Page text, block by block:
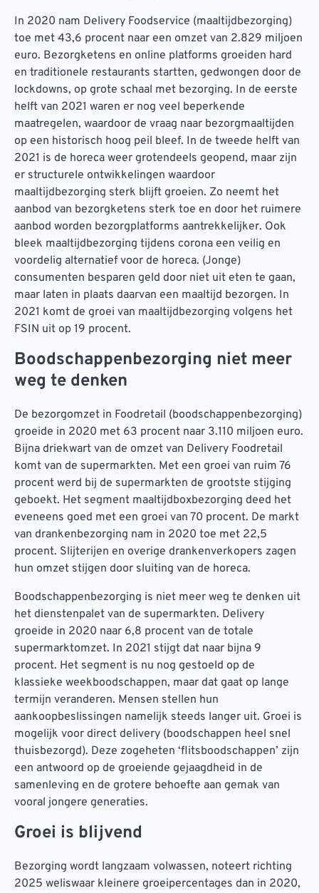
In 2020 nam Delivery Foodservice (maaltijdbezorging)
toe met 43,6 procent naar een omzet van 2.829 miljoen
euro. Bezorgketens en online platforms groeiden hard
en traditionele restaurants startten, gedwongen door de
lockdowns, op grote schaal met bezorging. In de eerste
helft van 2021 waren er nog veel beperkende
maatregelen, waardoor de vraag naar bezorgmaaltijden
op een historisch hoog peil bleef. In de tweede helft van
2021 is de horeca weer grotendeels geopend, maar zijn
er structurele ontwikkelingen waardoor
maaltijdbezorging sterk blijft groeien. Zo neemt het
aanbod van bezorgketens sterk toe en door het ruimere
aanbod worden bezorgplatforms aantrekkelijker. Ook
bleek maaltijdbezorging tijdens corona een veilig en
voordelig alternatief voor de horeca. (Jonge)
consumenten besparen geld door niet uit eten te gaan,
maar laten in plaats daarvan een maaltijd bezorgen. In
2021 komt de groei van maaltijdbezorging volgens het
FSIN uit op 19 procent.
Boodschappenbezorging niet meer
weg te denken
De bezorgomzet in Foodretail (boodschappenbezorging)
groeide in 2020 met 63 procent naar 3.110 miljoen euro.
Bijna driekwart van de omzet van Delivery Foodretail
komt van de supermarkten. Met een groei van ruim 76
procent werd bij de supermarkten de grootste stijging
geboekt. Het segment maaltijdboxbezorging deed het
eveneens goed met een groei van 70 procent. De markt
van drankenbezorging nam in 2020 toe met 22,5
procent. Slijterijen en overige drankenverkopers zagen
hun omzet stijgen door sluiting van de horeca.
Boodschappenbezorging is niet meer weg te denken uit
het dienstenpalet van de supermarkten. Delivery
groeide in 2020 naar 6,8 procent van de totale
supermarktomzet. In 2021 stijgt dat naar bijna 9
procent. Het segment is nu nog gestoeld op de
klassieke weekboodschappen, maar dat gaat op lange
termijn veranderen. Mensen stellen hun
aankoopbeslissingen namelijk steeds langer uit. Groei is
mogelijk voor direct delivery (boodschappen heel snel
thuisbezorgd). Deze zogeheten ‘flitsboodschappen’ zijn
een antwoord op de groeiende gejaagdheid in de
samenleving en de grotere behoefte aan gemak van
vooral jongere generaties.
Groei is blijvend
Bezorging wordt langzaam volwassen, noteert richting
2025 weliswaar kleinere groeipercentages dan in 2020,